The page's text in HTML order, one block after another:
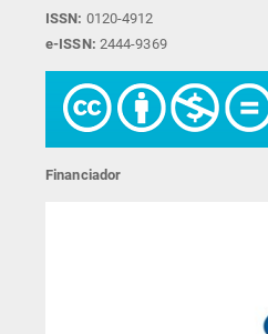
ISSN: 0120-4912
e-ISSN: 2444-9369
Financiador